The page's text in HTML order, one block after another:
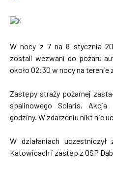
W nocy z 7 na 8 stycznia
zostali wezwani do pożaru
około 02:30 w nocy na terenie
Zastępy straży pożarnej
spalinowego Solaris.
godziny. W zdarzeniu nikt nie
W działaniach
Katowicach i zastęp z OSP